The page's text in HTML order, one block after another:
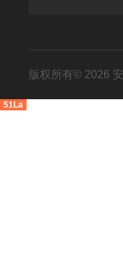
版权所有© 2026
51La